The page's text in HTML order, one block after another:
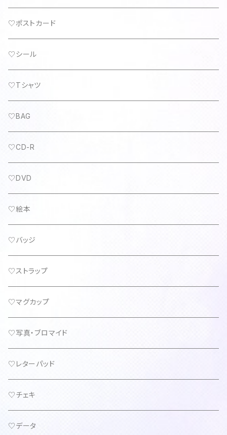
♡ポストカード
♡シール
♡Tシャツ
♡BAG
♡CD-R
♡DVD
♡絵本
♡バッジ
♡ストラップ
♡マグカップ
♡写真・ブロマイド
♡レターパッド
♡チェキ
♡データ